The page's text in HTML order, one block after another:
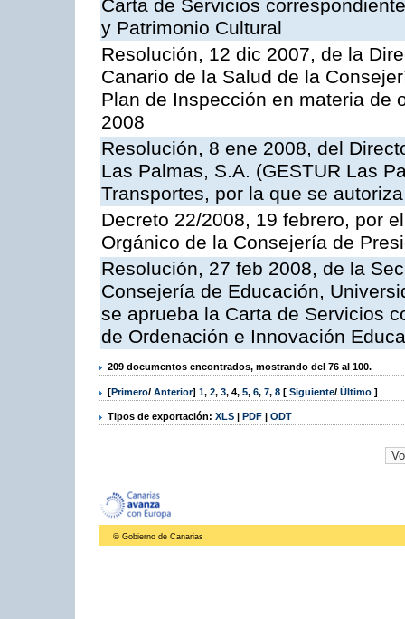
Carta de Servicios
y Patrimonio Cultural
Resolución, 12 dic 2007, de la
Canario de la Salud de la
Plan de Inspección en materia de
2008
Resolución, 8 ene 2008, del
Las Palmas, S.A. (GESTUR Las
Transportes, por la que se
Decreto 22/2008, 19 febrero, por
Orgánico de la Consejería de
Resolución, 27 feb 2008, de la
Consejería de Educación,
se aprueba la Carta de Servicios
de Ordenación e Innovación
209 documentos encontrados, mostrando del 76 al 100.
[Primero/ Anterior] 1, 2, 3, 4, 5, 6, 7, 8 [ Siguiente/ Último ]
Tipos de exportación: XLS | PDF | ODT
© Gobierno de Canarias